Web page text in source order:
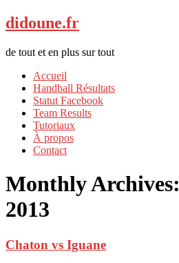
didoune.fr
de tout et en plus sur tout
Accueil
Handball Résultats
Statut Facebook
Team Results
Tutoriaux
À propos
Contact
Monthly Archives:
2013
Chaton vs Iguane